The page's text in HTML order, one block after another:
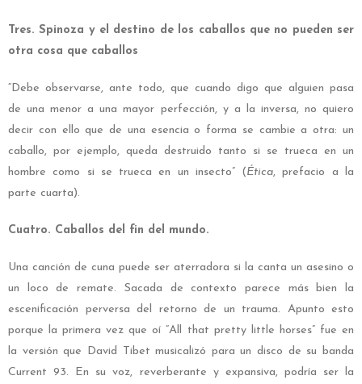
Tres. Spinoza y el destino de los caballos que no pueden ser
otra cosa que caballos
“Debe observarse, ante todo, que cuando digo que alguien pasa
de una menor a una mayor perfección, y a la inversa, no quiero
decir con ello que de una esencia o forma se cambie a otra: un
caballo, por ejemplo, queda destruido tanto si se trueca en un
hombre como si se trueca en un insecto” (Ética, prefacio a la
parte cuarta).
Cuatro. Caballos del fin del mundo.
Una canción de cuna puede ser aterradora si la canta un asesino o
un loco de remate. Sacada de contexto parece más bien la
escenificación perversa del retorno de un trauma. Apunto esto
porque la primera vez que oí “All that pretty little horses” fue en
la versión que David Tibet musicalizó para un disco de su banda
Current 93. En su voz, reverberante y expansiva, podría ser la